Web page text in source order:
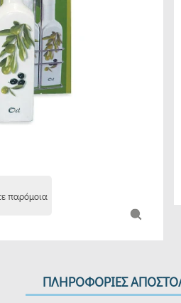
παρόμοια
ΠΛΗΡΟΦΟΡΙΕΣ